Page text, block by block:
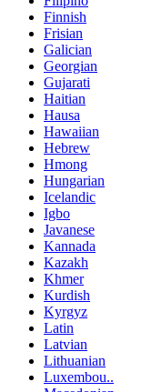
Finnish
Frisian
Galician
Georgian
Gujarati
Haitian
Hausa
Hawaiian
Hebrew
Hmong
Hungarian
Icelandic
Igbo
Javanese
Kannada
Kazakh
Khmer
Kurdish
Kyrgyz
Latin
Latvian
Lithuanian
Luxembou..